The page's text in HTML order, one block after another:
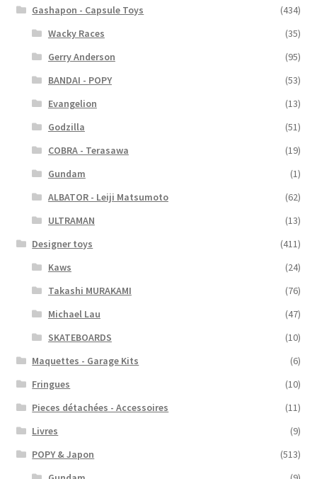
Gashapon - Capsule Toys
(434)
Wacky Races
(35)
Gerry Anderson
(95)
BANDAI - POPY
(53)
Evangelion
(13)
Godzilla
(51)
COBRA - Terasawa
(19)
Gundam
(1)
ALBATOR - Leiji Matsumoto
(62)
ULTRAMAN
(13)
Designer toys
(411)
Kaws
(24)
Takashi MURAKAMI
(76)
Michael Lau
(47)
SKATEBOARDS
(10)
Maquettes - Garage Kits
(6)
Fringues
(10)
Pieces détachées - Accessoires
(11)
Livres
(9)
POPY & Japon
(513)